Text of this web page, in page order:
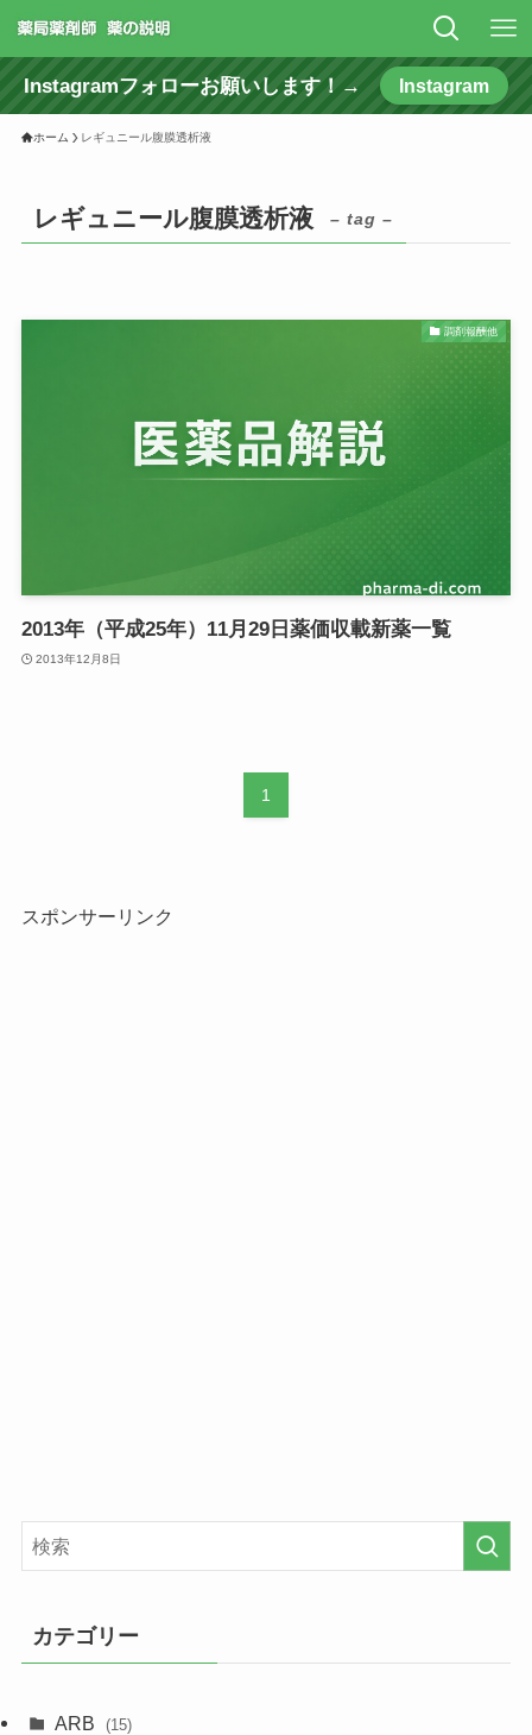
Instagramフォローお願いします！→ Instagram
ホーム レギュニール腹膜透析液
レギュニール腹膜透析液 – tag –
調剤報酬他
2013年（平成25年）11月29日薬価収載新薬一覧
2013年12月8日
1
スポンサーリンク
カテゴリー
ARB (15)